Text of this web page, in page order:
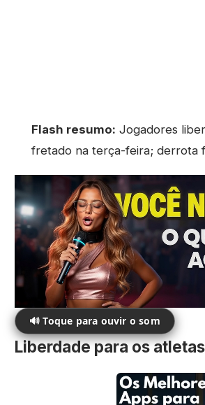
Flash resumo: Jogadores
fretado na terça-feira; derrota
🔊 Toque para ouvir o som
Liberdade para os